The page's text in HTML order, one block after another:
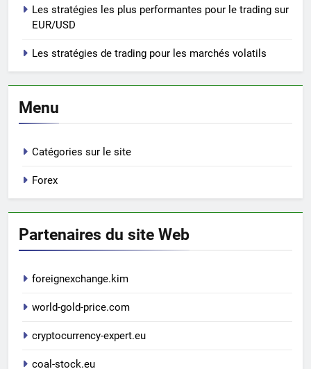
Les stratégies les plus performantes pour le trading sur
EUR/USD
Les stratégies de trading pour les marchés volatils
Menu
Catégories sur le site
Forex
Partenaires du site Web
foreignexchange.kim
world-gold-price.com
cryptocurrency-expert.eu
coal-stock.eu